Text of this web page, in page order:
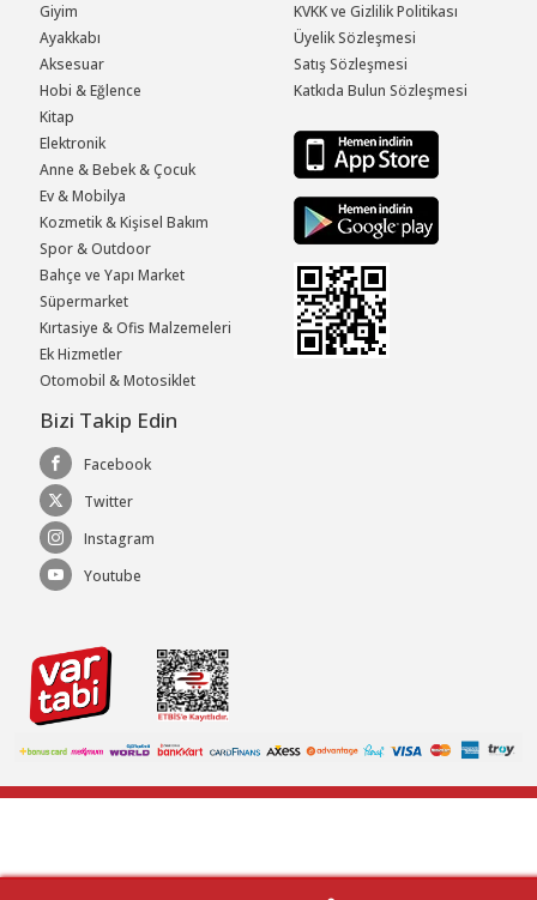
Giyim
Ayakkabı
Aksesuar
Hobi & Eğlence
Kitap
Elektronik
Anne & Bebek & Çocuk
Ev & Mobilya
Kozmetik & Kişisel Bakım
Spor & Outdoor
Bahçe ve Yapı Market
Süpermarket
Kırtasiye & Ofis Malzemeleri
Ek Hizmetler
Otomobil & Motosiklet
KVKK ve Gizlilik Politikası
Üyelik Sözleşmesi
Satış Sözleşmesi
Katkıda Bulun Sözleşmesi
Bizi Takip Edin
Facebook
Twitter
Instagram
Youtube